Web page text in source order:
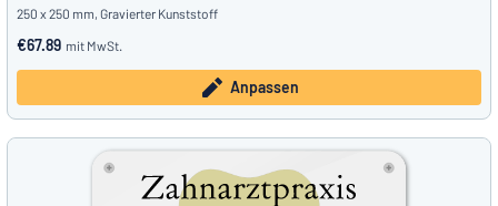
250 x 250 mm, Gravierter Kunststoff
€67.89 mit MwSt.
Anpassen